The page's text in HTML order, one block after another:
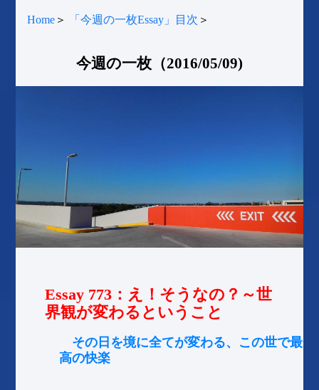
Home ＞ 「今週の一枚Essay」目次 ＞
今週の一枚（2016/05/09)
Essay 773：え！そうなの？～世
界観が変わるということ
その日を境に全てが変わる、この世で最
高の快楽